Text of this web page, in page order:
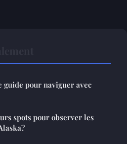
guide pour naviguer avec
spots pour observer les